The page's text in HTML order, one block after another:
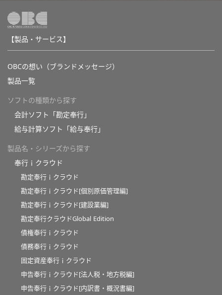
【製品・サービス】
OBCの想い（ブランドメッセージ）
製品一覧
ソフトの種類から探す
会計ソフト「勘定奉行」
給与計算ソフト「給与奉行」
製品名・シリーズから探す
奉行ｉクラウド
勘定奉行ｉクラウド
勘定奉行ｉクラウド[個別原価管理編]
勘定奉行ｉクラウド[建設業編]
勘定奉行クラウドGlobal Edition
債権奉行ｉクラウド
債務奉行ｉクラウド
固定資産奉行ｉクラウド
申告奉行ｉクラウド[法人税・地方税編]
申告奉行ｉクラウド[内訳書・概況書編]